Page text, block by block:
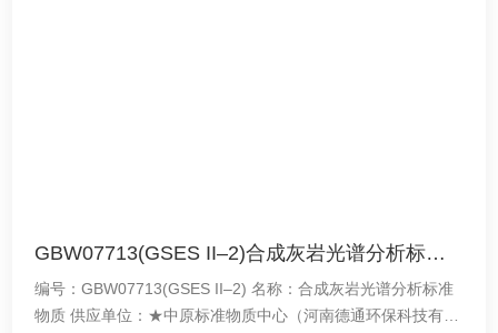
GBW07713(GSES II–2)合成灰岩光谱分析标准物质
编号：GBW07713(GSES II–2) 名称：合成灰岩光谱分析标准
物质 供应单位：★中原标准物质中心（河南德通环保科技有限